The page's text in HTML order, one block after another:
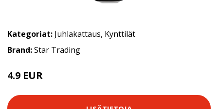
Kategoriat: Juhlakattaus, Kynttilät
Brand:Star Trading
4.9 EUR